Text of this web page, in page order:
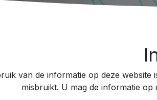
van de informatie op deze
misbruikt. U mag de informatie